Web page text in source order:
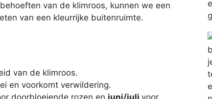
van de klimroos, kunnen we een
van een kleurrijke buitenruimte.
van de klimroos.
en voorkomt verwildering.
doorbloeiende rozen en juni/juli voor